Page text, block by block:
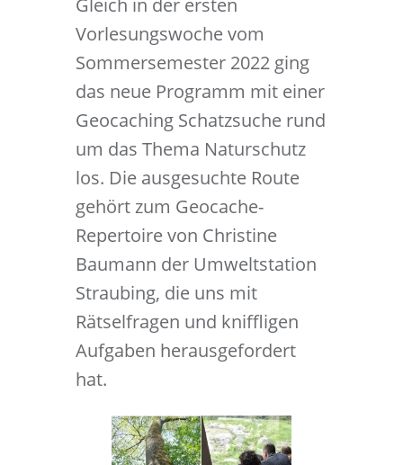
Vorlesungswoche vom
Sommersemester 2022 ging
das neue Programm mit einer
Geocaching Schatzsuche rund
um das Thema Naturschutz
los. Die ausgesuchte Route
gehört zum Geocache-
Repertoire von Christine
Baumann der Umweltstation
Straubing, die uns mit
Rätselfragen und kniffligen
Aufgaben herausgefordert
hat.